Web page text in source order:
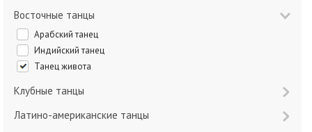
Восточные танцы
Арабский танец
Индийский танец
Танец живота
Клубные танцы
Латино-американские танцы